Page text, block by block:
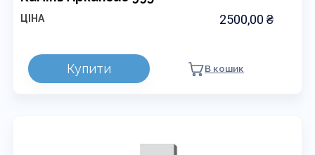
ЦІНА 2500,00 ₴
Купити В кошик